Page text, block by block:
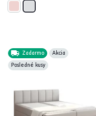
Zadarmo
Akcia
Posledné kusy